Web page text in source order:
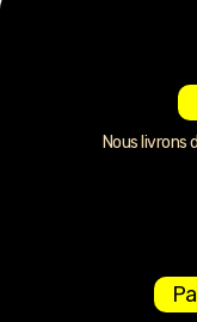
Nous livrons